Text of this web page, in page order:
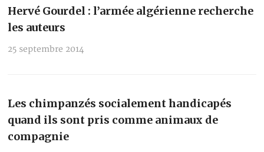
Hervé Gourdel : l’armée algérienne recherche
les auteurs
25 septembre 2014
Les chimpanzés socialement handicapés
quand ils sont pris comme animaux de
compagnie